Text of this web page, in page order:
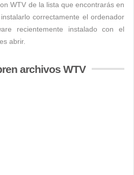
WTV de la lista que encontrarás en
correctamente el ordenador
recientemente instalado con el
abrir.
archivos WTV